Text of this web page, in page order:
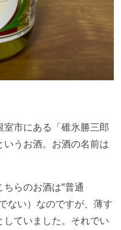
市にある「碓氷勝三郎
うお酒。お酒の名前は
ちらのお酒は“普通
ない）なのですが、薄す
ていました。それでい